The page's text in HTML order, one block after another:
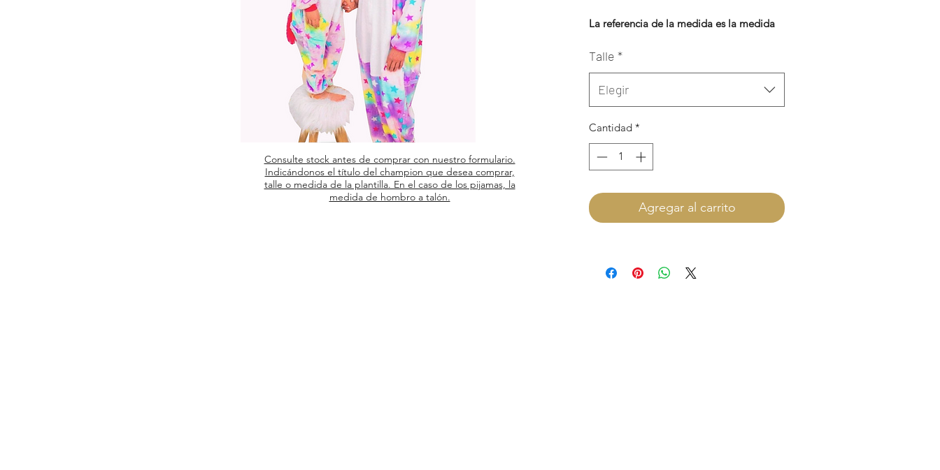
Consulte stock antes de comprar con nuestro formulario.
Indicándonos el título del champion que desea comprar,
talle o medida de la plantilla. En el caso de los pijamas, la
medida de hombro a talón.
La referencia de la medida es la medida
Talle *
Elegir
Cantidad *
Agregar al carrito